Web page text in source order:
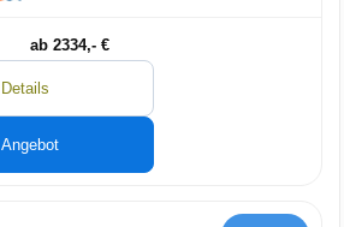
ab 2334,- €
Details
Angebot